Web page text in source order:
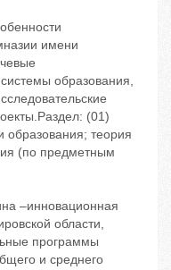
имени
образования,
(01)
образования; теория
(по предметным
–инновационная
области,
программы
и среднего